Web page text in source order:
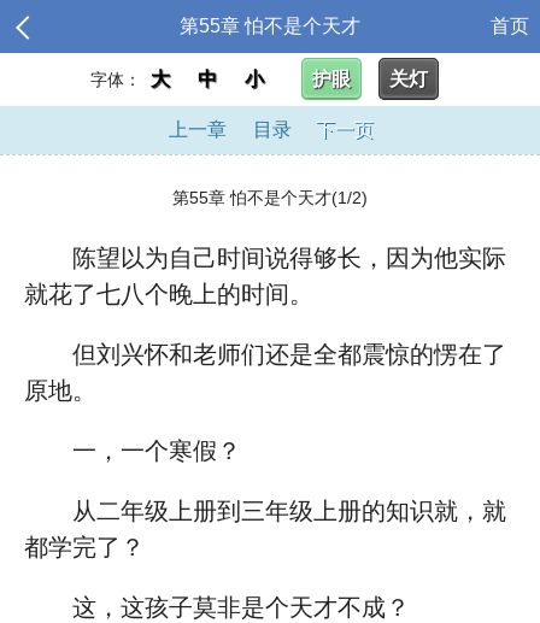
第55章 怕不是个天才 首页
字体： 大 中 小 护眼 关灯
上一章 目录 下一页
第55章 怕不是个天才(1/2)
陈望以为自己时间说得够长，因为他实际
就花了七八个晚上的时间。
但刘兴怀和老师们还是全都震惊的愣在了
原地。
一，一个寒假？
从二年级上册到三年级上册的知识就，就
都学完了？
这，这孩子莫非是个天才不成？